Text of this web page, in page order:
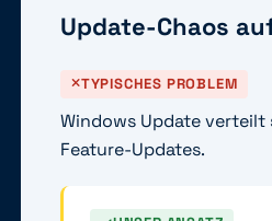
Update-Chaos
TYPISCHES PROBLEM
Windows Update
Feature-Updates.